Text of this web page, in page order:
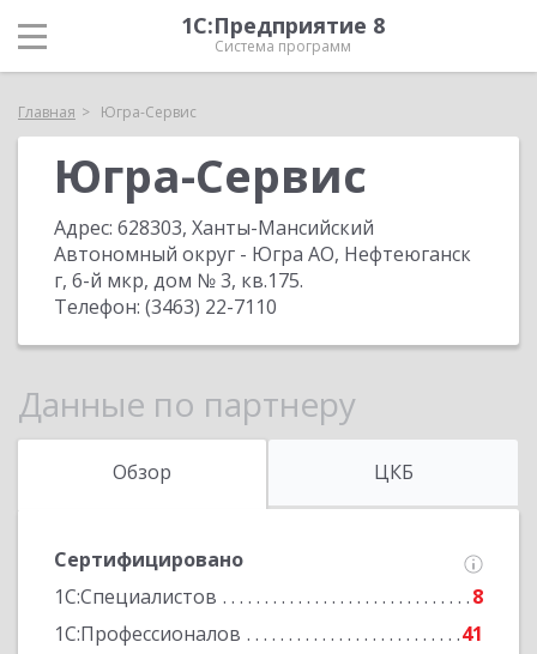
1С:Предприятие 8
Система программ
Главная Югра-Сервис
Югра-Сервис
Адрес: 628303, Ханты-Мансийский
Автономный округ - Югра АО, Нефтеюганск
г, 6-й мкр, дом № 3, кв.175.
Телефон: (3463) 22-7110
Данные по партнеру
Обзор ЦКБ
Сертифицировано
1С:Специалистов
8
1С:Профессионалов
41